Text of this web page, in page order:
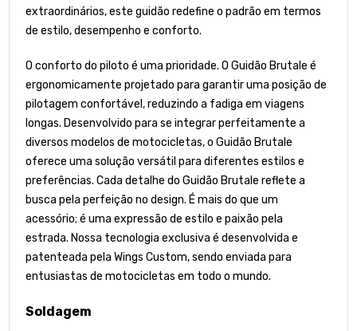
extraordinários, este guidão redefine o padrão em termos
de estilo, desempenho e conforto.
O conforto do piloto é uma prioridade. O Guidão Brutale é
ergonomicamente projetado para garantir uma posição de
pilotagem confortável, reduzindo a fadiga em viagens
longas. Desenvolvido para se integrar perfeitamente a
diversos modelos de motocicletas, o Guidão Brutale
oferece uma solução versátil para diferentes estilos e
preferências. Cada detalhe do Guidão Brutale reflete a
busca pela perfeição no design. É mais do que um
acessório; é uma expressão de estilo e paixão pela
estrada. Nossa tecnologia exclusiva é desenvolvida e
patenteada pela Wings Custom, sendo enviada para
entusiastas de motocicletas em todo o mundo.
Soldagem